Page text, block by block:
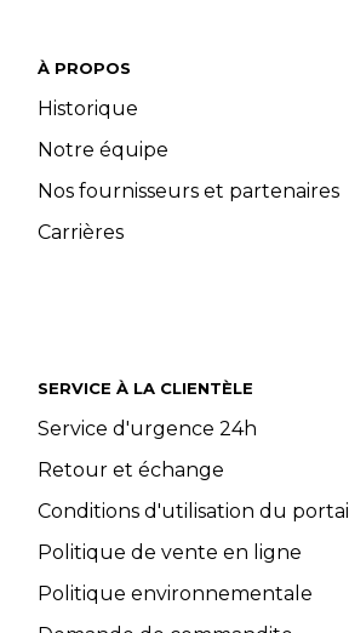
À PROPOS
Historique
Notre équipe
Nos fournisseurs et partenaires
Carrières
SERVICE À LA CLIENTÈLE
Service d'urgence 24h
Retour et échange
Conditions d'utilisation du portail
Politique de vente en ligne
Politique environnementale